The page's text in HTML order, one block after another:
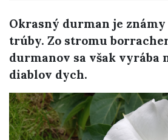
Okrasný durman je známy
trúby. Zo stromu
durmanov sa však vyrába
diablov dych.